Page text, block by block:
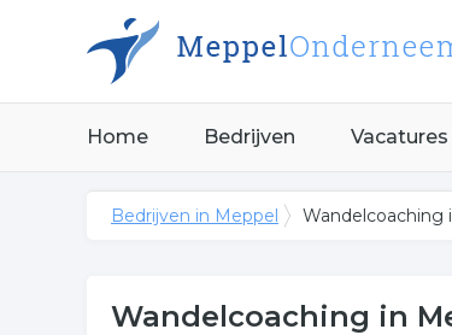
Home Bedrijven Vacatures
Bedrijven in Meppel Wandelcoaching
Wandelcoaching in